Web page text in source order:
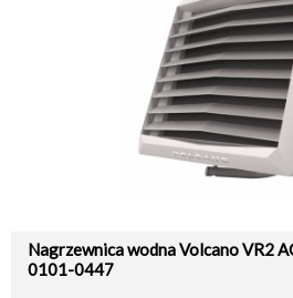
Nagrzewnica wodna Volcano VR2
0101-0447